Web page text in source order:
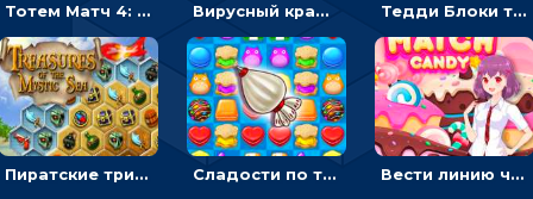
Тотем Матч 4: двигать символы по три в ряд Вирусный краш: перемещать три в ряд одинаковые вирусы Тедди Блоки три в ряд: кликать и выбивать одинаковых мишек
Пиратские три в ряд: двигать и собирать шестиугольники с сокровищами Сладости по три в ряд: перемещать конфеты, чтобы взорвать линию Вести линию через одинаковые конфеты на время, чтобы зарабатывать звезды - три в ряд